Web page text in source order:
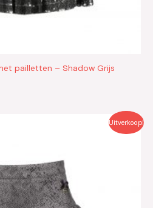
pailletten – Shadow Grijs
Uitverkoop!